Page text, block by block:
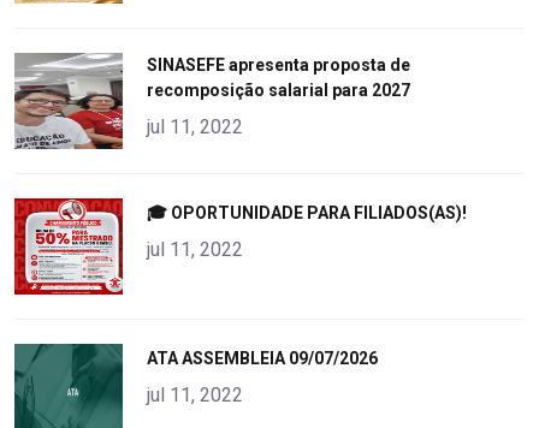
alt="product">
SINASEFE apresenta proposta de
recomposição salarial para 2027
jul 11, 2022
alt="product">
🎓 OPORTUNIDADE PARA FILIADOS(AS)!
jul 11, 2022
alt="product">
ATA ASSEMBLEIA 09/07/2026
jul 11, 2022